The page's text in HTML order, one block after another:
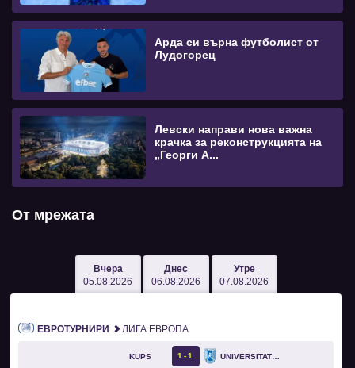
Арда си върна футболист от
Лудогорец
Левски направи нова важна
крачка за реконструкцията на
„Георги А...
От мрежата
Вчера
05.08.2026
Днес
06.08.2026
Утре
07.08.2026
ЕВРОТУРНИРИ ЛИГА ЕВРОПА
KUPS 1 1 UNIVERSITATEA CRAIOVA